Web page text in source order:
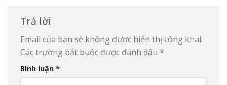
Trả lời
Email của bạn sẽ không được hiển thị công khai.
Các trường bắt buộc được đánh dấu *
Bình luận *